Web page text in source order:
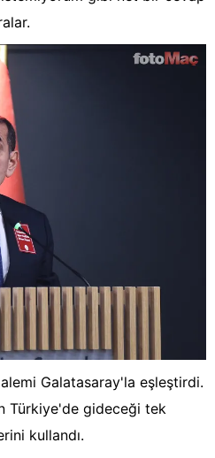
Galatasaray'la eşleştirdi.
Türkiye'de gideceği tek
kullandı.